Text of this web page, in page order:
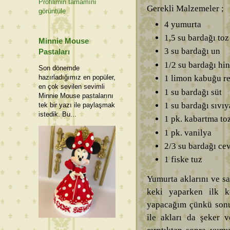
Gerekli Malzemeler ;
4 yumurta
1,5 su bardağı
3 su bardağı un
1/2 su bardağı
1 limon kabuğu
1 su bardağı süt
1 su bardağı
1 pk. kabartma
1 pk. vanilya
2/3 su bardağı
1 fiske tuz
Yumurta aklarını ve
keki yaparken ilk
yapacağım çünkü
ile akları da şeker
Profilimin tamamını
görüntüle
Minnie Mouse
Pastaları
Son dönemde
hazırladığımız en popüler,
en çok sevilen sevimli
Minnie Mouse pastalarını
tek bir yazı ile paylaşmak
istedik. Bu...